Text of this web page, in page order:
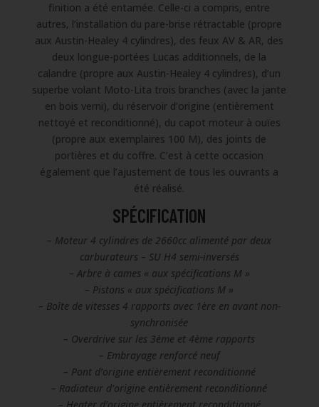
finition a été entamée. Celle-ci a compris, entre
autres, l’installation du pare-brise rétractable (propre
aux Austin-Healey 4 cylindres), des feux AV & AR, des
deux longue-portées Lucas additionnels, de la
calandre (propre aux Austin-Healey 4 cylindres), d’un
superbe volant Moto-Lita trois branches (avec la jante
en bois verni), du réservoir d’origine (entièrement
nettoyé et reconditionné), du capot moteur à ouïes
(propre aux exemplaires 100 M), des joints de
portières et du coffre. C’est à cette occasion
également que l’ajustement de tous les ouvrants a
été réalisé.
SPÉCIFICATION
– Moteur 4 cylindres de 2660cc alimenté par deux
carburateurs – SU H4 semi-inversés
– Arbre à cames « aux spécifications M »
– Pistons « aux spécifications M »
– Boîte de vitesses 4 rapports avec 1ère en avant non-
synchronisée
– Overdrive sur les 3ème et 4ème rapports
– Embrayage renforcé neuf
– Pont d’origine entièrement reconditionné
– Radiateur d’origine entièrement reconditionné